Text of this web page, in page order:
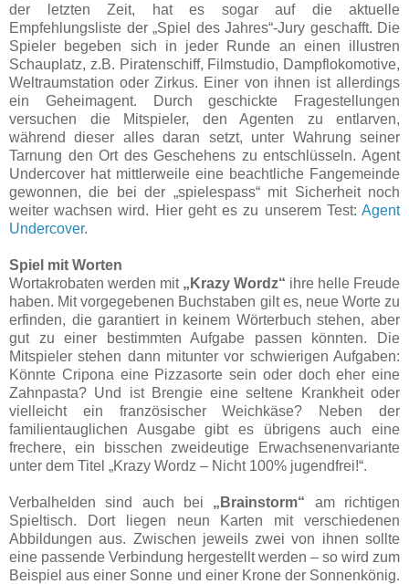
der letzten Zeit, hat es sogar auf die aktuelle
Empfehlungsliste der „Spiel des Jahres“-Jury geschafft. Die
Spieler begeben sich in jeder Runde an einen illustren
Schauplatz, z.B. Piratenschiff, Filmstudio, Dampflokomotive,
Weltraumstation oder Zirkus. Einer von ihnen ist allerdings
ein Geheimagent. Durch geschickte Fragestellungen
versuchen die Mitspieler, den Agenten zu entlarven,
während dieser alles daran setzt, unter Wahrung seiner
Tarnung den Ort des Geschehens zu entschlüsseln. Agent
Undercover hat mittlerweile eine beachtliche Fangemeinde
gewonnen, die bei der „spielespass“ mit Sicherheit noch
weiter wachsen wird. Hier geht es zu unserem Test: Agent
Undercover.
Spiel mit Worten
Wortakrobaten werden mit „Krazy Wordz“ ihre helle Freude
haben. Mit vorgegebenen Buchstaben gilt es, neue Worte zu
erfinden, die garantiert in keinem Wörterbuch stehen, aber
gut zu einer bestimmten Aufgabe passen könnten. Die
Mitspieler stehen dann mitunter vor schwierigen Aufgaben:
Könnte Cripona eine Pizzasorte sein oder doch eher eine
Zahnpasta? Und ist Brengie eine seltene Krankheit oder
vielleicht ein französischer Weichkäse? Neben der
familientauglichen Ausgabe gibt es übrigens auch eine
frechere, ein bisschen zweideutige Erwachsenenvariante
unter dem Titel „Krazy Wordz – Nicht 100% jugendfrei!“.
Verbalhelden sind auch bei „Brainstorm“ am richtigen
Spieltisch. Dort liegen neun Karten mit verschiedenen
Abbildungen aus. Zwischen jeweils zwei von ihnen sollte
eine passende Verbindung hergestellt werden – so wird zum
Beispiel aus einer Sonne und einer Krone der Sonnenkönig.